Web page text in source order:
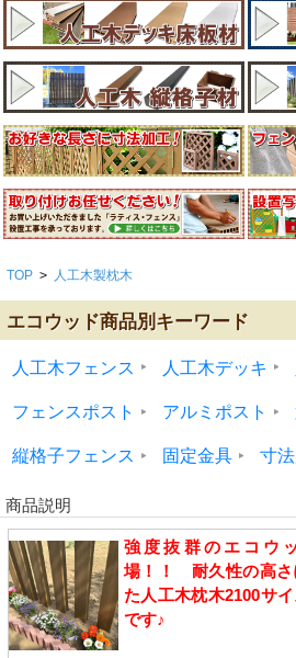
TOP > 人工木製枕木
エコウッド商品別キーワード
人工木フェンス 人工木デッキ
フェンスポスト アルミポスト
縦格子フェンス 固定金具 寸
商品説明
強度抜群のエコウ
場！！ 耐久性の高さ
た人工木枕木2100サ
です♪